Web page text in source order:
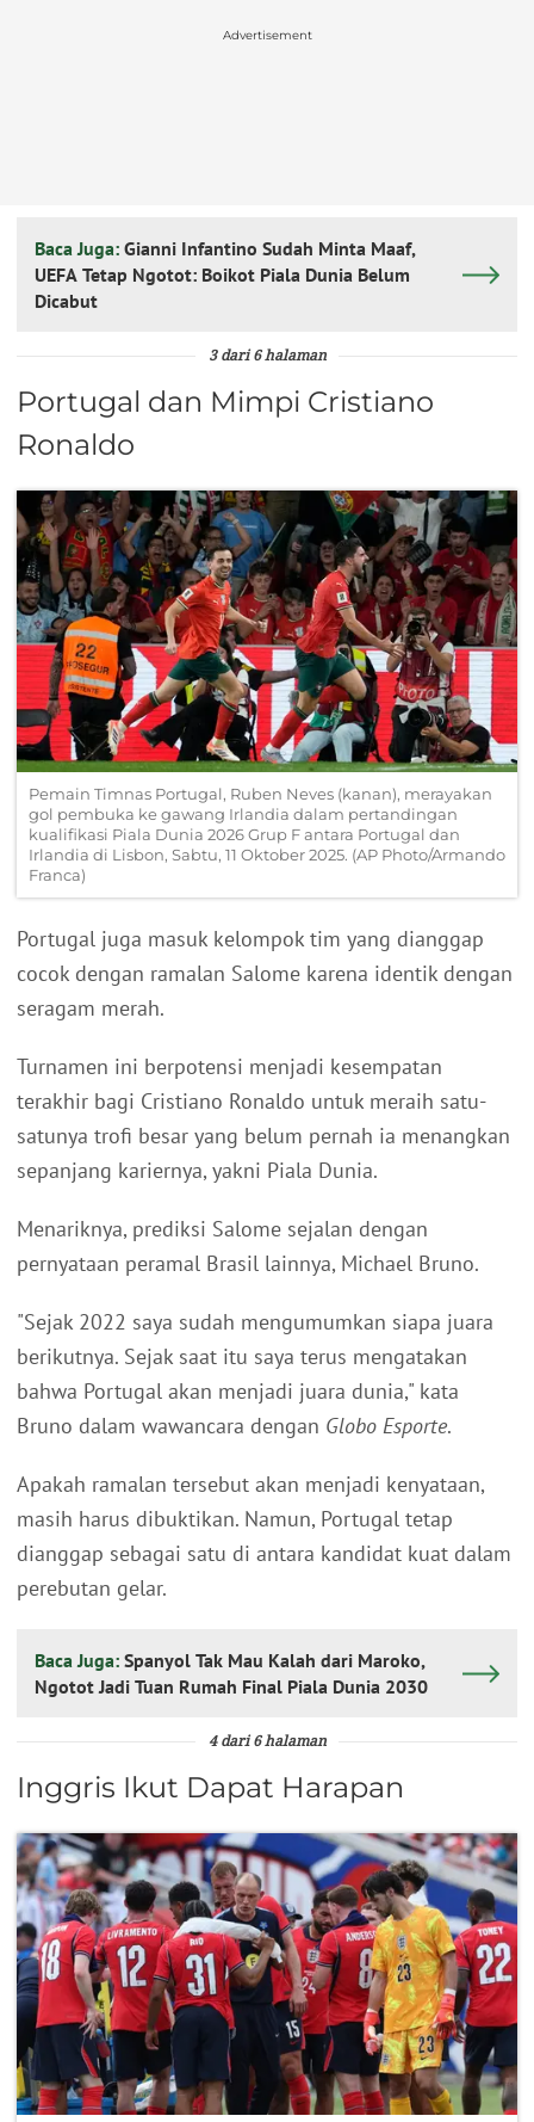
Advertisement
Baca Juga: Gianni Infantino Sudah Minta Maaf,
UEFA Tetap Ngotot: Boikot Piala Dunia Belum
Dicabut
3 dari 6 halaman
Portugal dan Mimpi Cristiano
Ronaldo
Pemain Timnas Portugal, Ruben Neves (kanan), merayakan
gol pembuka ke gawang Irlandia dalam pertandingan
kualifikasi Piala Dunia 2026 Grup F antara Portugal dan
Irlandia di Lisbon, Sabtu, 11 Oktober 2025. (AP Photo/Armando
Franca)
Portugal juga masuk kelompok tim yang dianggap
cocok dengan ramalan Salome karena identik dengan
seragam merah.
Turnamen ini berpotensi menjadi kesempatan
terakhir bagi Cristiano Ronaldo untuk meraih satu-
satunya trofi besar yang belum pernah ia menangkan
sepanjang kariernya, yakni Piala Dunia.
Menariknya, prediksi Salome sejalan dengan
pernyataan peramal Brasil lainnya, Michael Bruno.
"Sejak 2022 saya sudah mengumumkan siapa juara
berikutnya. Sejak saat itu saya terus mengatakan
bahwa Portugal akan menjadi juara dunia," kata
Bruno dalam wawancara dengan Globo Esporte.
Apakah ramalan tersebut akan menjadi kenyataan,
masih harus dibuktikan. Namun, Portugal tetap
dianggap sebagai satu di antara kandidat kuat dalam
perebutan gelar.
Baca Juga: Spanyol Tak Mau Kalah dari Maroko,
Ngotot Jadi Tuan Rumah Final Piala Dunia 2030
4 dari 6 halaman
Inggris Ikut Dapat Harapan